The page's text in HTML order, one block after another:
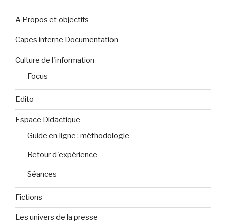
A Propos et objectifs
Capes interne Documentation
Culture de l'information
Focus
Edito
Espace Didactique
Guide en ligne : méthodologie
Retour d'expérience
Séances
Fictions
Les univers de la presse